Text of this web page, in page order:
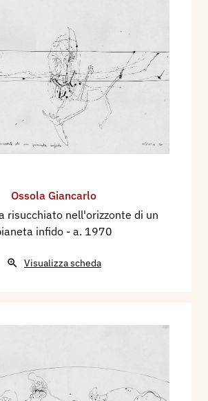
Ossola Giancarlo
risucchiato nell'orizzonte di un
infido - a. 1970
Visualizza scheda